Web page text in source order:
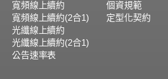
寬頻線上續約
寬頻線上續約(2合1)
光纖線上續約
光纖線上續約(2合1)
公告速率表
個資規範
定型化契約